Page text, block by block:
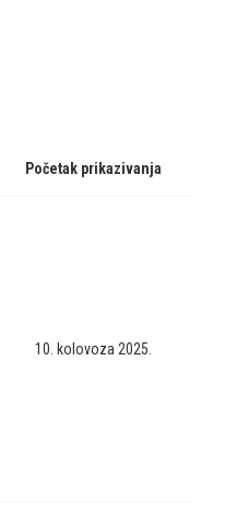
Početak prikazivanja
10. kolovoza 2025.